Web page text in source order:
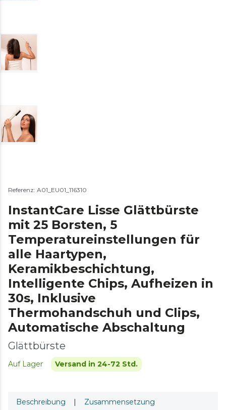
Referenz: A01_EU01_116310
InstantCare Lisse Glättbürste
mit 25 Borsten, 5
Temperatureinstellungen für
alle Haartypen,
Keramikbeschichtung,
Intelligente Chips, Aufheizen in
30s, Inklusive
Thermohandschuh und Clips,
Automatische Abschaltung
Glättbürste
Auf Lager Versand in 24-72 Std.
Beschreibung | Zusammensetzung